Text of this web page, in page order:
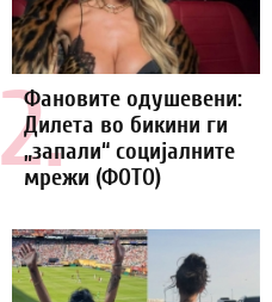
2.
Фановите одушевени:
Дилета во бикини ги
„запали“ социјалните
мрежи (ФОТО)